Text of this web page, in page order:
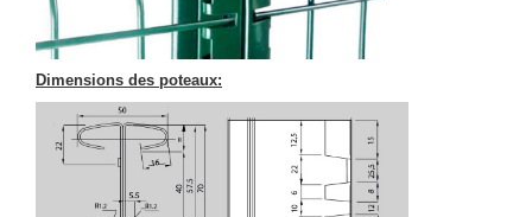
Dimensions des poteaux: